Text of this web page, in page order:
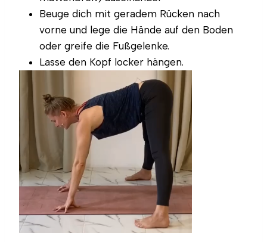
Beuge dich mit geradem Rücken nach
vorne und lege die Hände auf den Boden
oder greife die Fußgelenke.
Lasse den Kopf locker hängen.